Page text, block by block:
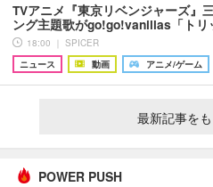
TVアニメ『東京リベンジャーズ』
ング主題歌がgo!go!vanillas「ト
18:00 ｜ SPICER
ニュース
動画 アニメ/ゲーム
最新記事を
POWER PUSH